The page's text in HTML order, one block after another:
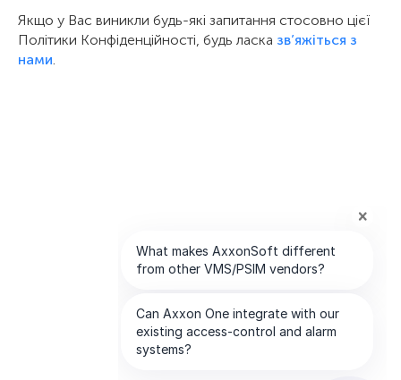
Якщо у Вас виникли будь-які запитання стосовно цієї
Політики Конфіденційності, будь ласка зв’яжіться з
нами.